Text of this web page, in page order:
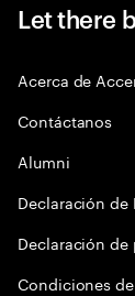
Let there
Acerca de
Contáctanos
Alumni
Declaración de
Declaración
Condiciones